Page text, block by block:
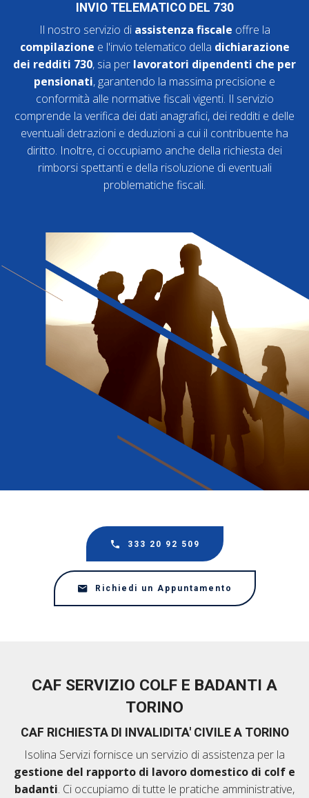
INVIO TELEMATICO DEL 730
Il nostro servizio di assistenza fiscale offre la
compilazione e l'invio telematico della dichiarazione
dei redditi 730, sia per lavoratori dipendenti che per
pensionati, garantendo la massima precisione e
conformità alle normative fiscali vigenti. Il servizio
comprende la verifica dei dati anagrafici, dei redditi e delle
eventuali detrazioni e deduzioni a cui il contribuente ha
diritto. Inoltre, ci occupiamo anche della richiesta dei
rimborsi spettanti e della risoluzione di eventuali
problematiche fiscali.
333 20 92 509
Richiedi un Appuntamento
CAF SERVIZIO COLF E BADANTI A
TORINO
CAF RICHIESTA DI INVALIDITA' CIVILE A TORINO
Isolina Servizi fornisce un servizio di assistenza per la
gestione del rapporto di lavoro domestico di colf e
badanti. Ci occupiamo di tutte le pratiche amministrative,